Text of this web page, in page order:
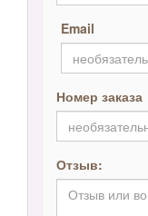
Email
Номер заказа
Отзыв: